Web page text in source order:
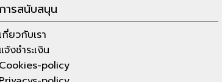
การสนับสนุน
เกี่ยวกับเรา
แจ้งชำระเงิน
Cookies-policy